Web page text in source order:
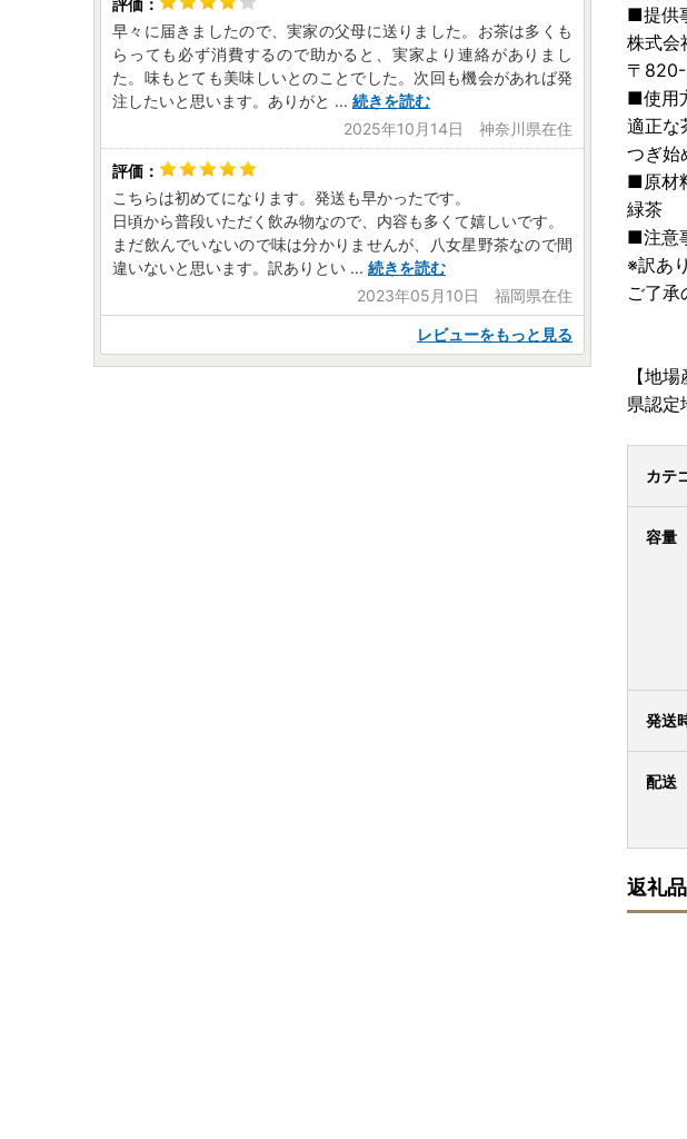
■提供
株式会
〒
■使用
適正な
つぎ始
■原材
緑茶
■注意
※訳あ
ご了承
【地
県認定
カテ
容量
発送
配送
返礼
早々に届きましたので、実家の父母に送りました。お茶は多くも
らっても必ず消費するので助かると、実家より連絡がありまし
た。味もとても美味しいとのことでした。次回も機会があれば発
注したいと思います。ありがと ... 続きを読む
2025年10月14日 神奈川県在住
こちらは初めてになります。発送も早かったです。
日頃から普段いただく飲み物なので、内容も多くて嬉しいです。
まだ飲んでいないので味は分かりませんが、八女星野茶なので間
違いないと思います。訳ありとい ... 続きを読む
2023年05月10日 福岡県在住
レビューをもっと見る